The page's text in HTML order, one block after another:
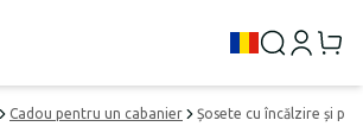
Cadou pentru un cabanier Șosete cu încălzire și